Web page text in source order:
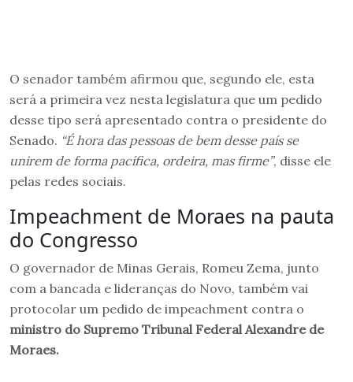
O senador também afirmou que, segundo ele, esta
será a primeira vez nesta legislatura que um pedido
desse tipo será apresentado contra o presidente do
Senado. “É hora das pessoas de bem desse país se
unirem de forma pacífica, ordeira, mas firme”, disse ele
pelas redes sociais.
Impeachment de Moraes na pauta
do Congresso
O governador de Minas Gerais, Romeu Zema, junto
com a bancada e lideranças do Novo, também vai
protocolar um pedido de impeachment contra o
ministro do Supremo Tribunal Federal Alexandre de
Moraes.